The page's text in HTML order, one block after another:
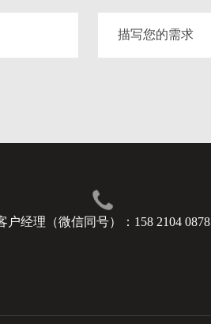
户经理（微信同号）：158 2104 0878